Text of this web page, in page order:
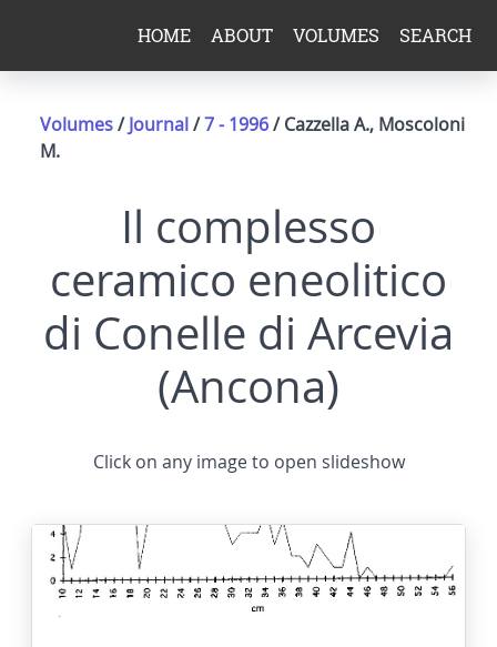
HOME ABOUT VOLUMES SEARCH
Volumes/Journal/7 - 1996/ Cazzella A., Moscoloni
M.
Il complesso
ceramico eneolitico
di Conelle di Arcevia
(Ancona)
Click on any image to open slideshow